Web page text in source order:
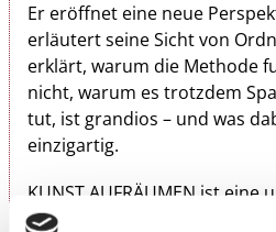
Er eröffnet eine neue
erläutert seine Sicht von
erklärt, warum die Methode
nicht, warum es trotzdem
tut, ist grandios – und was
einzigartig.
KUNST AUFRÄUMEN ist eine
für alle, die Kunst lieben